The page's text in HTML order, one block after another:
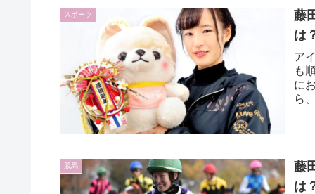
スポーツ
藤
は
ア
も
に
ら
競馬
藤
は